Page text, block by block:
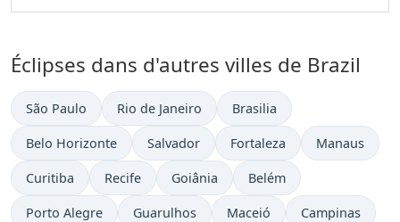
Éclipses dans d'autres villes de Brazil
São Paulo Rio de Janeiro Brasilia
Belo Horizonte Salvador Fortaleza Manaus
Curitiba Recife Goiânia Belém
Porto Alegre Guarulhos Maceió Campinas